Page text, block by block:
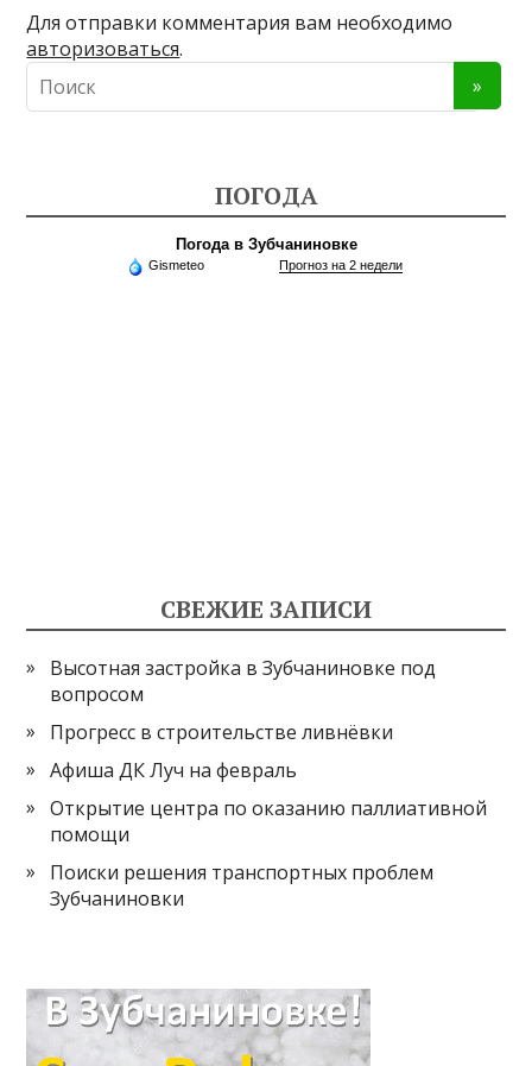
Для отправки комментария вам необходимо
авторизоваться.
ПОГОДА
Погода в Зубчаниновке
Gismeteo Прогноз на 2 недели
СВЕЖИЕ ЗАПИСИ
Высотная застройка в Зубчаниновке под
вопросом
Прогресс в строительстве ливнёвки
Афиша ДК Луч на февраль
Открытие центра по оказанию паллиативной
помощи
Поиски решения транспортных проблем
Зубчаниновки